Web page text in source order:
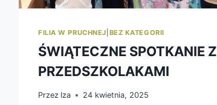
FILIA W PRUCHNEJ BEZ KATEGORII
ŚWIĄTECZNE SPOTKANIE Z
PRZEDSZKOLAKAMI
Przez Iza 24 kwietnia, 2025